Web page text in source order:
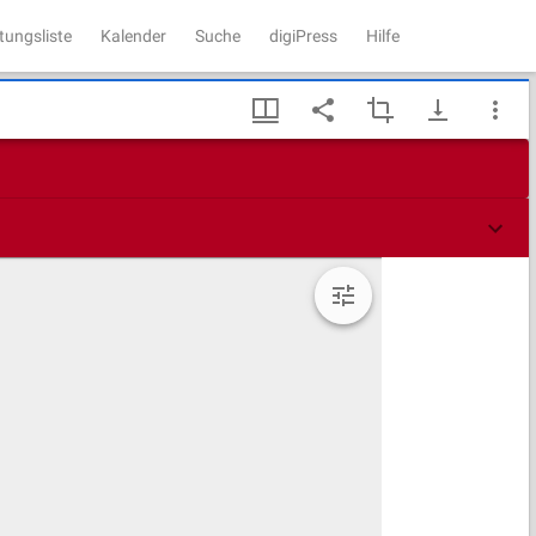
Kalender Suche digiPress Hilfe